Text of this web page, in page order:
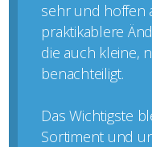
sehr und hoffen
praktikablere
die auch kleine,
benachteiligt.
Das Wichtigste
Sortiment und